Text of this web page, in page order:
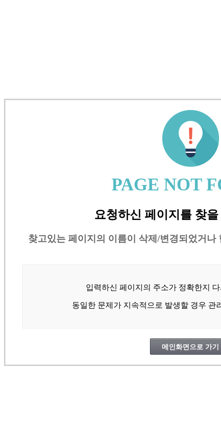
PAGE NOT
요청하신 페이지를 찾
찾고있는 페이지의 이름이 삭제/변경되었거
입력하신 페이지의 주소가 정확한지
동일한 문제가 지속적으로 발생할 경우 관
메인화면으로 가기